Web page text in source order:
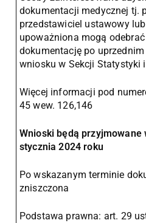
dokumentacji medycznej tj.
przedstawiciel ustawowy
upoważniona mogą
dokumentację po
wniosku w Sekcji Statystyki
Więcej informacji pod
45 wew. 126,146
Wnioski będą przyjmowane
stycznia 2024 roku
Po wskazanym terminie
zniszczona
Podstawa prawna: art. 29